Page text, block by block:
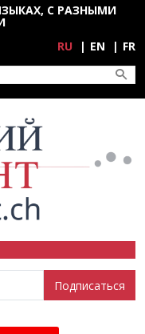
С РАЗНЫМИ
RU EN FR